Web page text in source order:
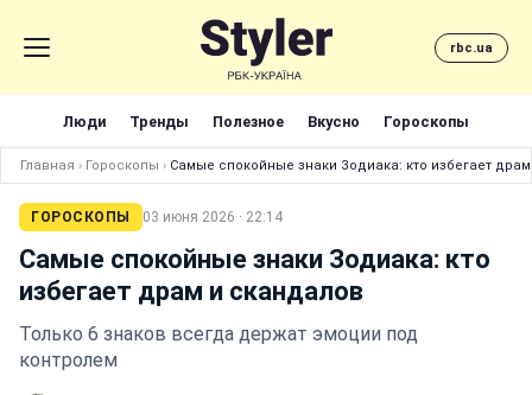
rbc.ua
Люди Тренды Полезное Вкусно Гороскопы
Главная › Гороскопы › Самые спокойные знаки Зодиака: кто избегает
ГОРОСКОПЫ 03 июня 2026 · 22:14
Самые спокойные знаки Зодиака: кто
избегает драм и скандалов
Только 6 знаков всегда держат эмоции под
контролем